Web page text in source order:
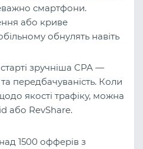
смартфони.
або криве
обнулять навіть
зручніша CPA —
передбачуваність. Коли
якості трафіку, можна
або RevShare.
1500 офферів з